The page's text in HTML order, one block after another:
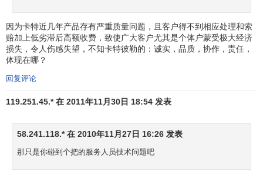
因为卡特近几年产品存有严重质量问题，且客户得不到相应处理和索
赔加上低劣滞后高额收费，致使广大客户尤其是个体户蒙受极大经济
损失，令人伤感失望，不知卡特彼勒的：诚实，品质，协作，责任，
体现在哪？
回复评论
119.251.45.* 在 2011年11月30日 18:54 发表
58.241.118.* 在 2010年11月27日 16:26 发表
那只是你碰到个把的服务人员技术问题吧